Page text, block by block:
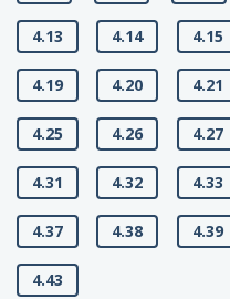
4.13 4.14 4.15
4.19 4.20 4.21
4.25 4.26 4.27
4.31 4.32 4.33
4.37 4.38 4.39
4.43